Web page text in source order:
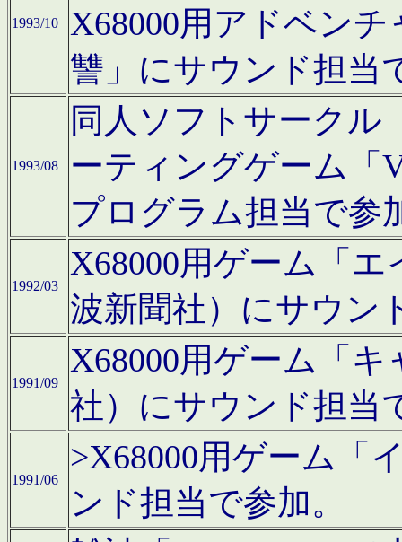
1993/10
X68000用アドベン
讐」にサウンド担当
1993/08
同人ソフトサークル
ーティングゲーム「
プログラム担当で参
1992/03
X68000用ゲーム「
波新聞社）にサウン
1991/09
X68000用ゲーム「
社）にサウンド担当
1991/06
>X68000用ゲーム「
ンド担当で参加。